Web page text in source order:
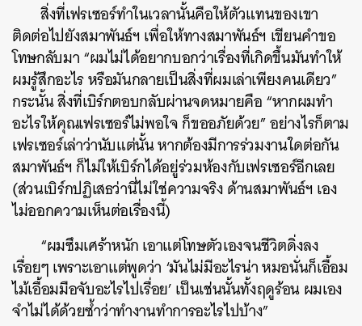
สิ่งที่เฟรเซอร์ทำในเวลานั้นคือให้ตัวแทนของเขา
ติดต่อไปยังสมาพันธ์ฯ เพื่อให้ทางสมาพันธ์ฯ เขียนคำขอ
โทษกลับมา “ผมไม่ได้อยากบอกว่าเรื่องที่เกิดขึ้นมันทำให้
ผมรู้สึกอะไร หรือมันกลายเป็นสิ่งที่ผมเล่าเพียงคนเดียว”
กระนั้น สิ่งที่เบิร์กตอบกลับผ่านจดหมายคือ “หากผมทำ
อะไรให้คุณเฟรเซอร์ไม่พอใจ ก็ขออภัยด้วย” อย่างไรก็ตาม
เฟรเซอร์เล่าว่านับแต่นั้น หากต้องมีการร่วมงานใดต่อกัน
สมาพันธ์ฯ ก็ไม่ให้เบิร์กได้อยู่ร่วมห้องกับเฟรเซอร์อีกเลย
(ส่วนเบิร์กปฏิเสธว่านี่ไม่ใช่ความจริง ด้านสมาพันธ์ฯ เอง
ไม่ออกความเห็นต่อเรื่องนี้)
“ผมซึมเศร้าหนัก เอาแต่โทษตัวเองจนชีวิตดิ่งลง
เรื่อยๆ เพราะเอาแต่พูดว่า ‘มันไม่มีอะไรน่า หมอนั่นก็เอื้อม
ไม้เอื้อมมือจับอะไรไปเรื่อย’ เป็นเช่นนั้นทั้งฤดูร้อน ผมเอง
จำไม่ได้ด้วยซ้ำว่าทำงานทำการอะไรไปบ้าง”